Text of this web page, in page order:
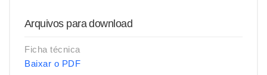
Arquivos para download
Ficha técnica
Baixar o PDF